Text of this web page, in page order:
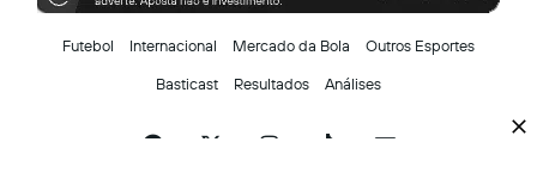
Futebol Internacional Mercado da Bola Outros Esportes
Basticast Resultados Análises
Facebook InstagramTikTokSiga-